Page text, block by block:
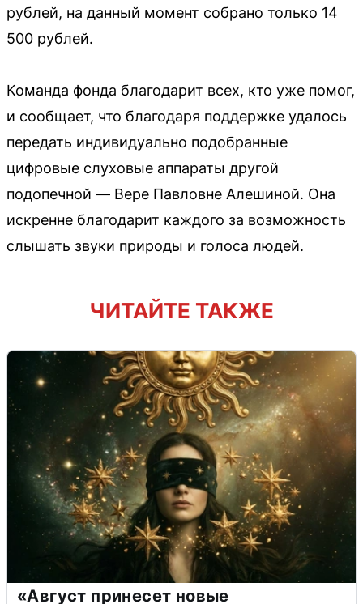
рублей, на данный момент собрано только 14
500 рублей.
Команда фонда благодарит всех, кто уже помог,
и сообщает, что благодаря поддержке удалось
передать индивидуально подобранные
цифровые слуховые аппараты другой
подопечной — Вере Павловне Алешиной. Она
искренне благодарит каждого за возможность
слышать звуки природы и голоса людей.
ЧИТАЙТЕ ТАКЖЕ
«Август принесет новые